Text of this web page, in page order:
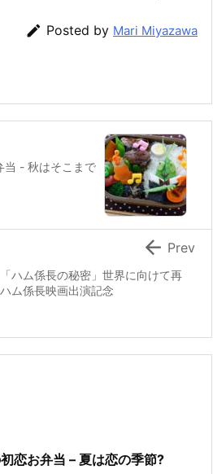
a Posted by Mari Miyazawa
当 - 秋はそこまで
ハム係長の秘密」世界に向けて再
ム係長映画出演記念
 Prev
恋お弁当 – 夏は恋の季節?